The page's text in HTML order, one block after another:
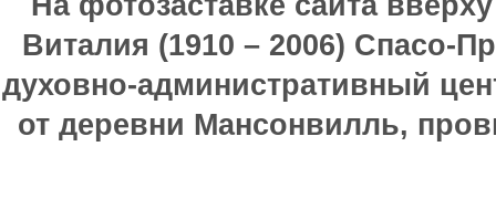
Виталия (1910 – 2006) Спасо-
духовно-административный
от деревни Мансонвилль,